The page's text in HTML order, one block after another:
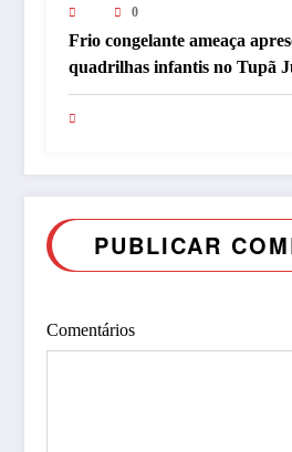
0
Frio congelante ameaça
quadrilhas infantis no Tupã
PUBLICAR
Comentários